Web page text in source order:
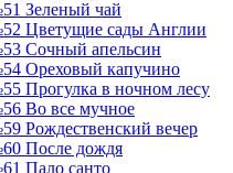
Зеленый чай
Цветущие сады Англии
Сочный апельсин
Ореховый капучино
Прогулка в ночном лесу
Во все мучное
Рождественский вечер
После дождя
Пало санто